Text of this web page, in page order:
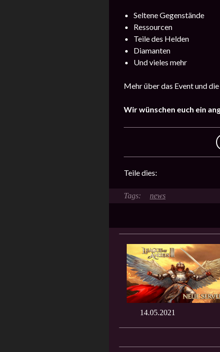
Seltene Gegenstände
Ressourcen
Teile des Helden
Diamanten
Und vieles mehr
Mehr über das Event und
Wir wünschen euch ein
Teile dies:
news
14.05.2021